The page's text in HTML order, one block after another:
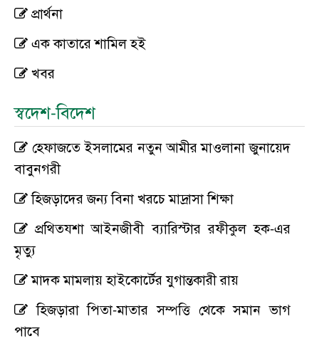
প্রার্থনা
এক কাতারে শামিল হই
খবর
স্বদেশ-বিদেশ
হেফাজতে ইসলামের নতুন আমীর মাওলানা জুনায়েদ
বাবুনগরী
হিজড়াদের জন্য বিনা খরচে মাদ্রাসা শিক্ষা
প্রথিতযশা আইনজীবী ব্যারিস্টার রফীকুল হক-এর
মৃত্যু
মাদক মামলায় হাইকোর্টের যুগান্তকারী রায়
হিজড়ারা পিতা-মাতার সম্পত্তি থেকে সমান ভাগ
পাবে